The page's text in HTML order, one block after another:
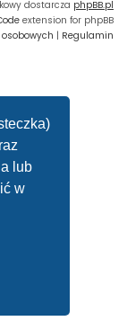
lub
w
dostarcza phpBB.pl
extension for phpBB
| Regulamin